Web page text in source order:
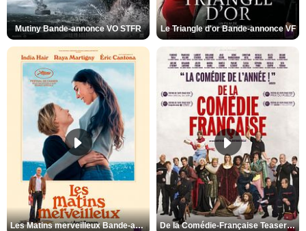
Mutiny Bande-annonce VO STFR Le Triangle d'or Bande-annonce VF
Les Matins merveilleux Bande-annonce VF De la Comédie-Française Teaser VF